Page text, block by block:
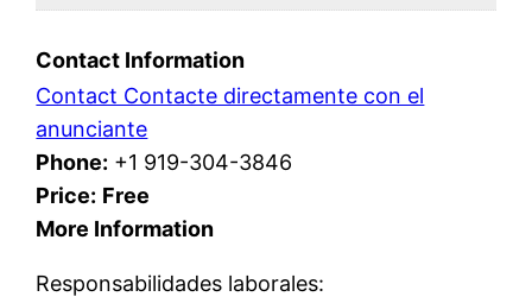
Contact Information
Contact Contacte directamente con el
anunciante
Phone: +1 919-304-3846
Price: Free
More Information
Responsabilidades laborales: